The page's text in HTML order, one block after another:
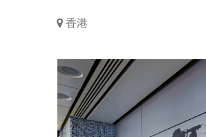
香港